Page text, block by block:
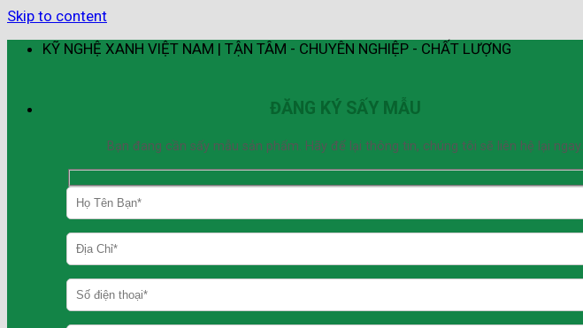
Skip to content
KỸ NGHỆ XANH VIỆT NAM | TẬN TÂM - CHUYÊN NGHIỆP - CHẤT LƯỢNG
ĐĂNG KÝ SẤY MẪU
Bạn đang cần sấy mẫu sản phẩm. Hãy để lại thông tin, chúng tôi sẽ liên hệ lại ngay.